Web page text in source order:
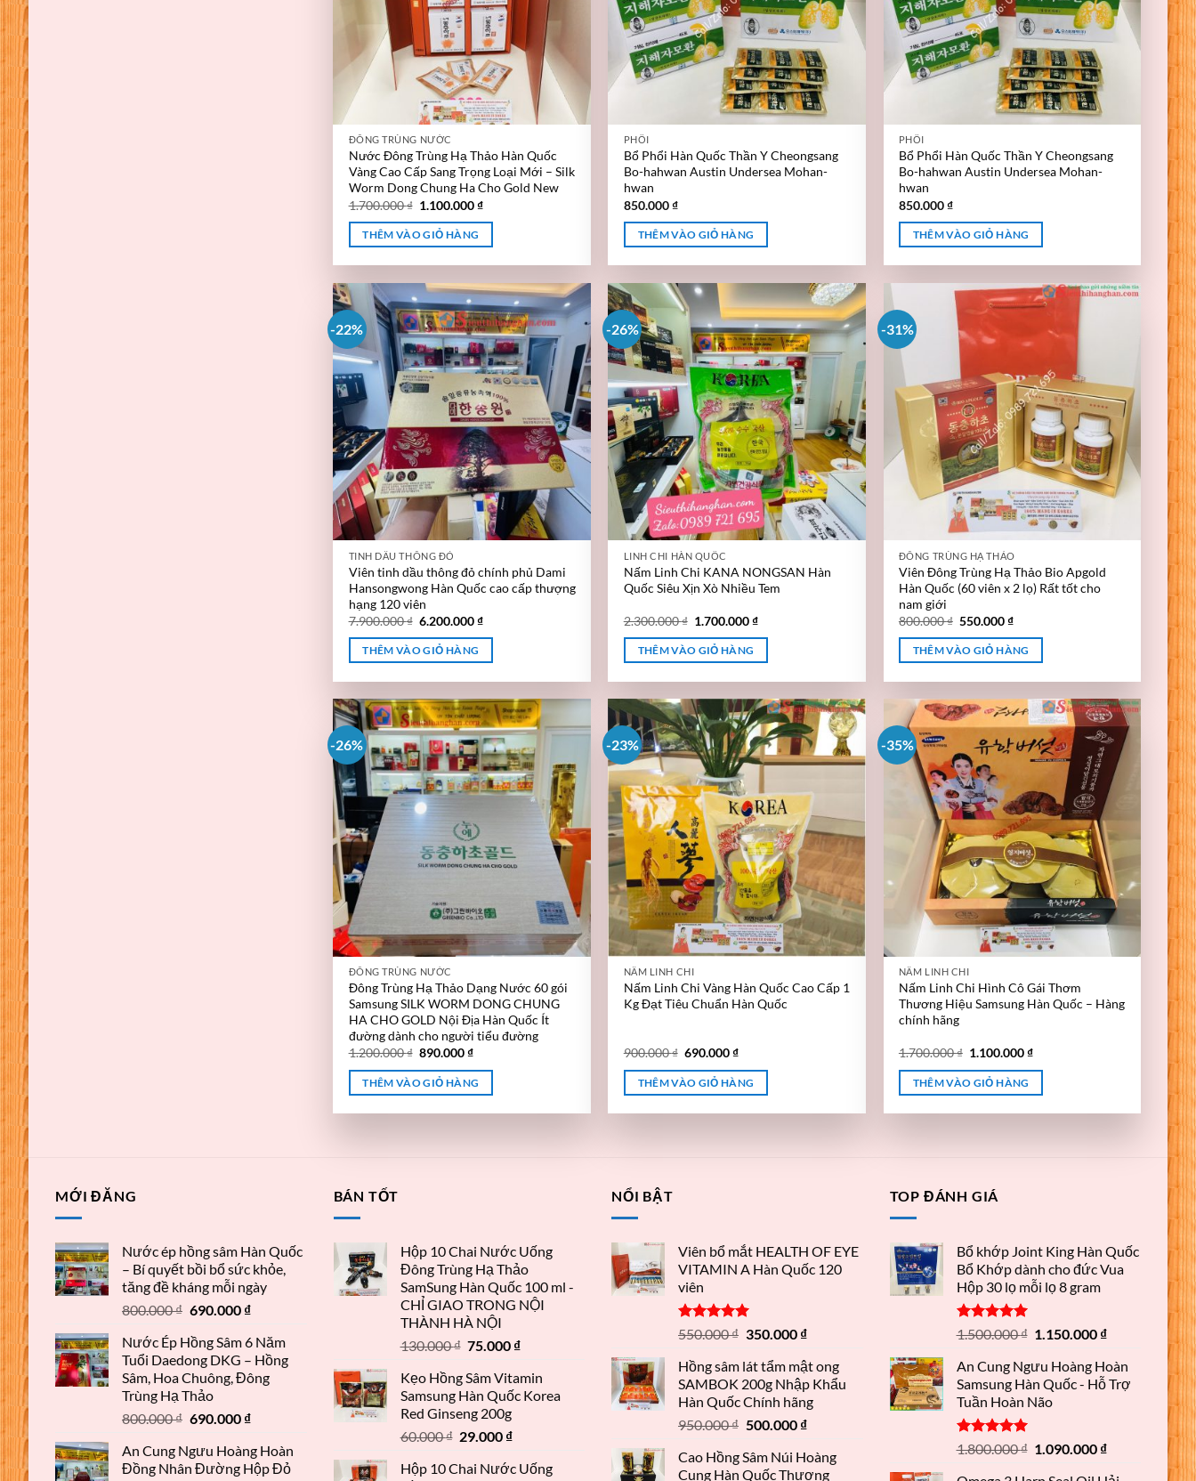
ĐÔNG TRÙNG NƯỚC
Nước Đông Trùng Hạ Thảo Hàn Quốc
Vàng Cao Cấp Sang Trọng Loại Mới – Silk
Worm Dong Chung Ha Cho Gold New
1.700.000₫ 1.100.000₫
THÊM VÀO GIỎ HÀNG
PHỔI
Bổ Phổi Hàn Quốc Thần Y Cheongsang
Bo-hahwan Austin Undersea Mohan-
hwan
850.000₫
THÊM VÀO GIỎ HÀNG
PHỔI
Bổ Phổi Hàn Quốc Thần Y Cheongsang
Bo-hahwan Austin Undersea Mohan-
hwan
850.000₫
THÊM VÀO GIỎ HÀNG
-22%
TINH DẦU THÔNG ĐỎ
Viên tinh dầu thông đỏ chính phủ Dami
Hansongwong Hàn Quốc cao cấp thượng
hạng 120 viên
7.900.000₫ 6.200.000₫
THÊM VÀO GIỎ HÀNG
-26%
LINH CHI HÀN QUỐC
Nấm Linh Chi KANA NONGSAN Hàn
Quốc Siêu Xịn Xò Nhiều Tem
2.300.000₫ 1.700.000₫
THÊM VÀO GIỎ HÀNG
-31%
ĐÔNG TRÙNG HẠ THẢO
Viên Đông Trùng Hạ Thảo Bio Apgold
Hàn Quốc (60 viên x 2 lọ) Rất tốt cho
nam giới
800.000₫ 550.000₫
THÊM VÀO GIỎ HÀNG
-26%
ĐÔNG TRÙNG NƯỚC
Đông Trùng Hạ Thảo Dạng Nước 60 gói
Samsung SILK WORM DONG CHUNG
HA CHO GOLD Nội Địa Hàn Quốc Ít
đường dành cho người tiểu đường
1.200.000₫ 890.000₫
THÊM VÀO GIỎ HÀNG
-23%
NẤM LINH CHI
Nấm Linh Chi Vàng Hàn Quốc Cao Cấp 1
Kg Đạt Tiêu Chuẩn Hàn Quốc
900.000₫ 690.000₫
THÊM VÀO GIỎ HÀNG
-35%
NẤM LINH CHI
Nấm Linh Chi Hình Cô Gái Thơm
Thương Hiệu Samsung Hàn Quốc – Hàng
chính hãng
1.700.000₫ 1.100.000₫
THÊM VÀO GIỎ HÀNG
MỚI ĐĂNG
Nước ép hồng sâm Hàn Quốc
– Bí quyết bồi bổ sức khỏe,
tăng đề kháng mỗi ngày
800.000₫ 690.000 ₫
Nước Ép Hồng Sâm 6 Năm
Tuổi Daedong DKG – Hồng
Sâm, Hoa Chuông, Đông
Trùng Hạ Thảo
800.000₫ 690.000 ₫
An Cung Ngưu Hoàng Hoàn
Đồng Nhân Đường Hộp Đỏ
BÁN TỐT
Hộp 10 Chai Nước Uống
Đông Trùng Hạ Thảo
SamSung Hàn Quốc 100 ml -
CHỈ GIAO TRONG NỘI
THÀNH HÀ NỘI
130.000₫ 75.000 ₫
Kẹo Hồng Sâm Vitamin
Samsung Hàn Quốc Korea
Red Ginseng 200g
60.000₫ 29.000 ₫
Hộp 10 Chai Nước Uống
NỔI BẬT
Viên bổ mắt HEALTH OF EYE
VITAMIN A Hàn Quốc 120
viên
Được xếp
5 sao
550.000₫ 350.000 ₫
Hồng sâm lát tẩm mật ong
SAMBOK 200g Nhập Khẩu
Hàn Quốc Chính hãng
950.000₫ 500.000 ₫
Cao Hồng Sâm Núi Hoàng
Cung Hàn Quốc Thượng
TOP ĐÁNH GIÁ
Bổ khớp Joint King Hàn Quốc
Bổ Khớp dành cho đức Vua
Hộp 30 lọ mỗi lọ 8 gram
Được xếp
5 sao
1.500.000₫ 1.150.000 ₫
An Cung Ngưu Hoàng Hoàn
Samsung Hàn Quốc - Hỗ Trợ
Tuần Hoàn Não
Được xếp
5 sao
1.800.000₫ 1.090.000 ₫